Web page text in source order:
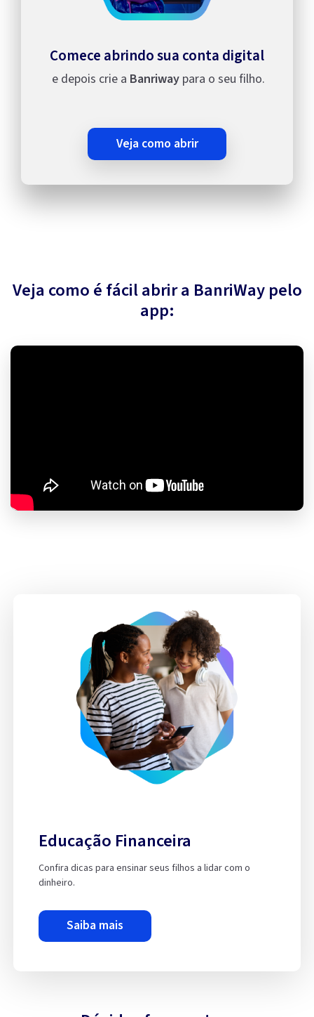
Comece abrindo sua conta digital
e depois crie a Banriway para o seu filho.
veja como abrir
Veja como é fácil abrir a BanriWay pelo
app:
Educação Financeira
Confira dicas para ensinar seus filhos a lidar com o
dinheiro.
saiba mais